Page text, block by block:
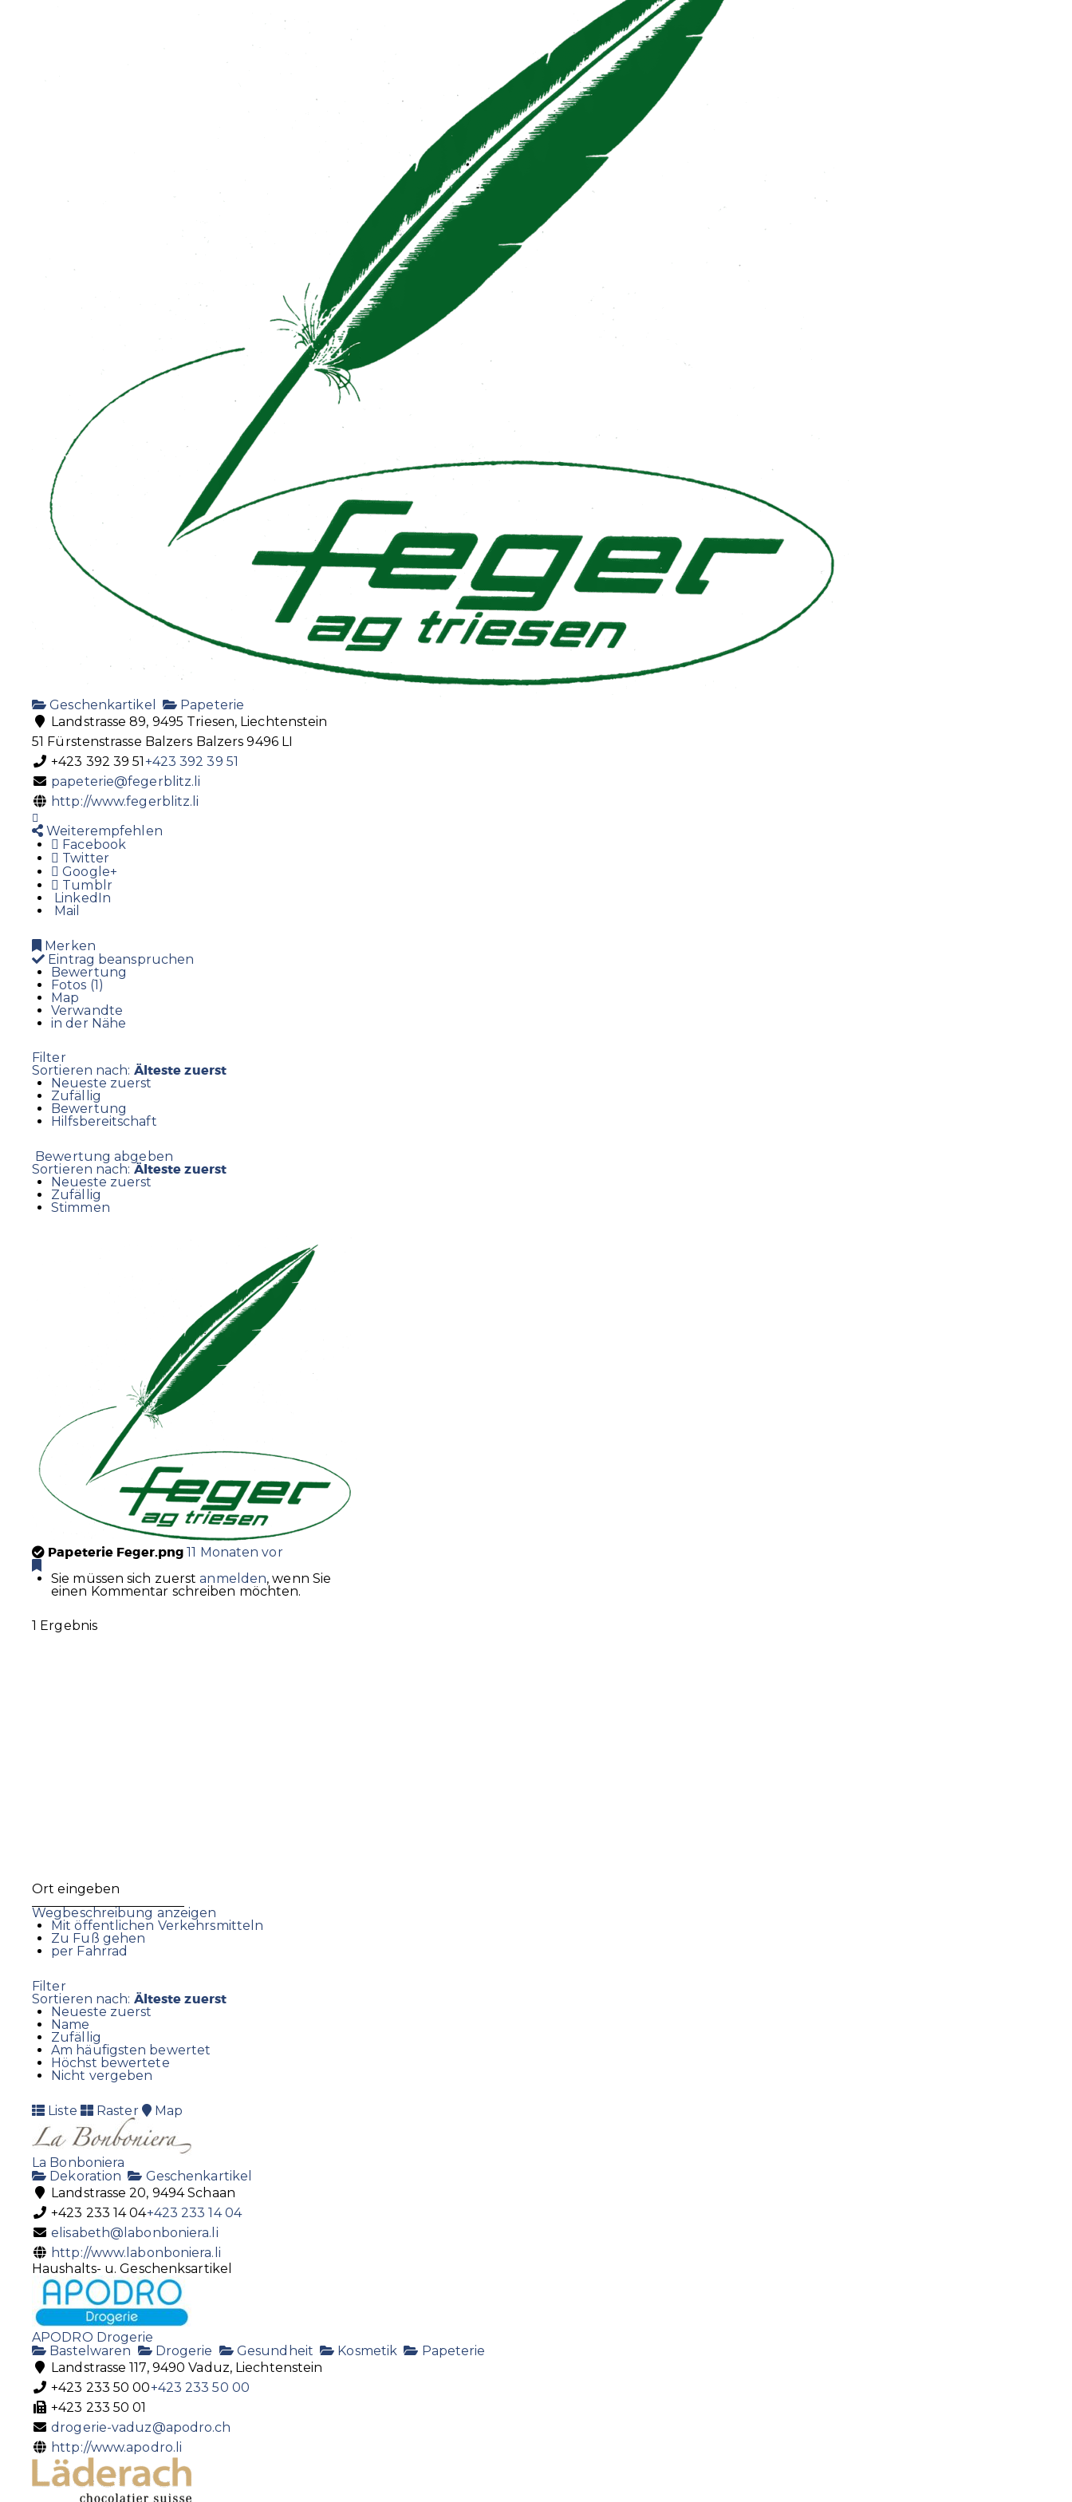
Geschenkartikel
Papeterie
Landstrasse 89, 9495 Triesen, Liechtenstein
51 Fürstenstrasse Balzers Balzers 9496 LI
+423 392 39 51+423 392 39 51
papeterie@fegerblitz.li
http://www.fegerblitz.li
Weiterempfehlen
Facebook
Twitter
Google+
Tumblr
LinkedIn
Mail
Merken
Eintrag beanspruchen
Bewertung
Fotos (1)
Map
Verwandte
in der Nähe
Filter
Sortieren nach: Älteste zuerst
Neueste zuerst
Zufällig
Bewertung
Hilfsbereitschaft
Bewertung abgeben
Sortieren nach: Älteste zuerst
Neueste zuerst
Zufällig
Stimmen
Papeterie Feger.png 11 Monaten vor
Sie müssen sich zuerstanmelden, wenn Sie
einen Kommentar schreiben möchten.
1 Ergebnis
Wegbeschreibung anzeigen
Mit öffentlichen Verkehrsmitteln
Zu Fuß gehen
per Fahrrad
Filter
Sortieren nach: Älteste zuerst
Neueste zuerst
Name
Zufällig
Am häufigsten bewertet
Höchst bewertete
Nicht vergeben
Liste Raster Map
La Bonboniera
Dekoration
Geschenkartikel
Landstrasse 20, 9494 Schaan
+423 233 14 04+423 233 14 04
elisabeth@labonboniera.li
http://www.labonboniera.li
Haushalts- u. Geschenksartikel
APODRO Drogerie
Bastelwaren
Drogerie Gesundheit Kosmetik
Papeterie
Landstrasse 117, 9490 Vaduz, Liechtenstein
+423 233 50 00+423 233 50 00
+423 233 50 01
drogerie-vaduz@apodro.ch
http://www.apodro.li